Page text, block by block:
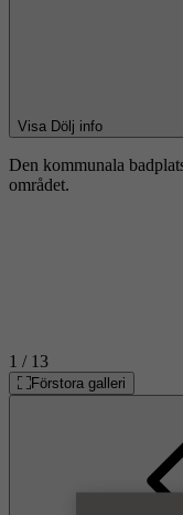
Visa Dölj info
Den kommunala
området.
1 / 13
Förstora galleri